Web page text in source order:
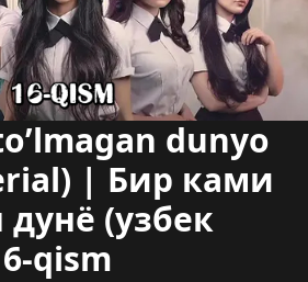
dunyo
| Бир ками
дунё (узбек
qism